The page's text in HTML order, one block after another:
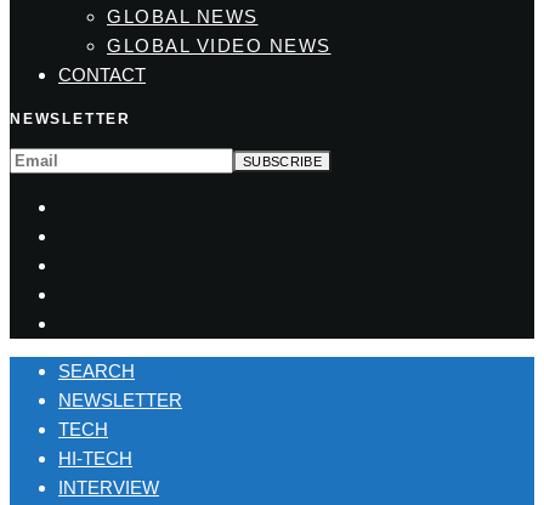
GLOBAL NEWS
GLOBAL VIDEO NEWS
CONTACT
NEWSLETTER
SEARCH
NEWSLETTER
TECH
HI-TECH
INTERVIEW